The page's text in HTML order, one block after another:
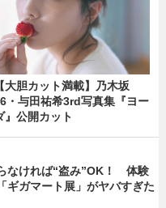
【大胆カット満載】乃木坂
・与田祐希3rd写真集『ヨー
』公開カット
なければ“盗み”OK！ 体験
ギガマート展」がヤバすぎた